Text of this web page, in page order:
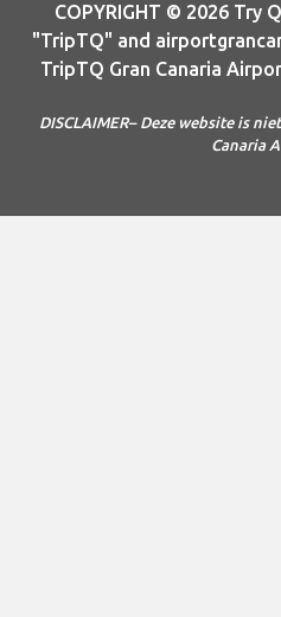
COPYRIGHT © 2026 Try
"TripTQ" and
TripTQ Gran Canaria
DISCLAIMER– Deze website is
Canaria